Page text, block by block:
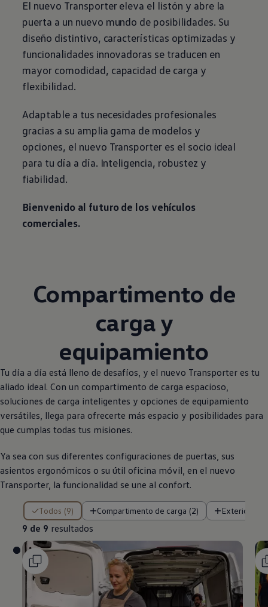
El nuevo Transportereleva el listón y abre la
puerta a un nuevo mundo de posibilidades. Su
diseño distintivo, características optimizadas y
funcionalidades innovadoras se traducen en
mayor comodidad, capacidad de carga y
flexibilidad.
Adaptable a tus necesidades profesionales
gracias a su amplia gama de modelos y
opciones, el nuevo Transporter es el socio ideal
para tu día a día. Inteligencia, robustez y
fiabilidad.
Bienvenido al futuro de los vehículos
comerciales.
Compartimento de
carga y
equipamiento
Tu día a día está lleno de desafíos, y el nuevo Transporter es tu
aliado ideal. Con un compartimento de carga espacioso,
soluciones de carga inteligentes y opciones de equipamiento
versátiles, llega para ofrecerte más espacio y posibilidades para
que cumplas todas tus misiones.
Ya sea con sus diferentes configuraciones de puertas, sus
asientos ergonómicos o su útil oficina móvil, en el nuevo
Transporter, la funcionalidad se une al confort.
Todos (9) Compartimento de carga (2) Exterior (5)
9 de 9 resultados
9 de 9 resultados